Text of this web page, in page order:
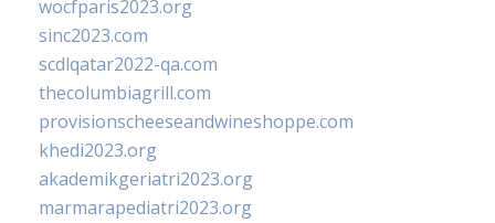
wocfparis2023.org
sinc2023.com
scdlqatar2022-qa.com
thecolumbiagrill.com
provisionscheeseandwineshoppe.com
khedi2023.org
akademikgeriatri2023.org
marmarapediatri2023.org